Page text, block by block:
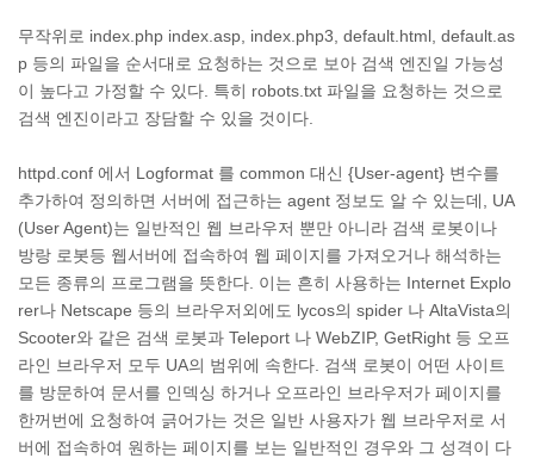
무작위로 index.php index.asp, index.php3, default.html, default.as
p 등의 파일을 순서대로 요청하는 것으로 보아 검색 엔진일 가능성
이 높다고 가정할 수 있다. 특히 robots.txt 파일을 요청하는 것으로
검색 엔진이라고 장담할 수 있을 것이다.
httpd.conf 에서 Logformat 를 common 대신 {User-agent} 변수를
추가하여 정의하면 서버에 접근하는 agent 정보도 알 수 있는데, UA
(User Agent)는 일반적인 웹 브라우저 뿐만 아니라 검색 로봇이나
방랑 로봇등 웹서버에 접속하여 웹 페이지를 가져오거나 해석하는
모든 종류의 프로그램을 뜻한다. 이는 흔히 사용하는 Internet Explo
rer나 Netscape 등의 브라우저외에도 lycos의 spider 나 AltaVista의
Scooter와 같은 검색 로봇과 Teleport 나 WebZIP, GetRight 등 오프
라인 브라우저 모두 UA의 범위에 속한다. 검색 로봇이 어떤 사이트
를 방문하여 문서를 인덱싱 하거나 오프라인 브라우저가 페이지를
한꺼번에 요청하여 긁어가는 것은 일반 사용자가 웹 브라우저로 서
버에 접속하여 원하는 페이지를 보는 일반적인 경우와 그 성격이 다